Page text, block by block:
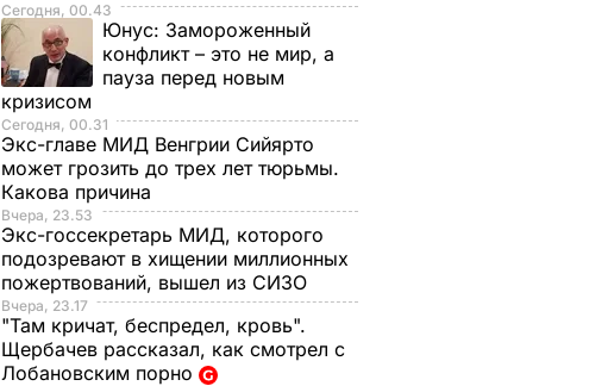
Сегодня, 00.43
Юнус: Замороженный
конфликт – это не мир, а
пауза перед новым
кризисом
Сегодня, 00.31
Экс-главе МИД Венгрии Сийярто
может грозить до трех лет тюрьмы.
Какова причина
Вчера, 23.53
Экс-госсекретарь МИД, которого
подозревают в хищении миллионных
пожертвований, вышел из СИЗО
Вчера, 23.17
"Там кричат, беспредел, кровь".
Щербачев рассказал, как смотрел с
Лобановским порно